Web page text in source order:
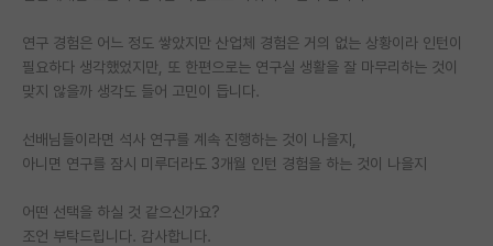
커리어
유학교육
이벤트
반도체 아카데미
재팬라운지 🌸
연구 경험은 어느 정도 쌓았지만 산업체 경험은 거의 없는 상황이라 인턴이
필요하다 생각했었지만, 또 한편으로는 연구실 생활을 잘 마무리하는 것이
맞지 않을까 생각도 들어 고민이 듭니다.
선배님들이라면 석사 연구를 계속 진행하는 것이 나을지,
아니면 연구를 잠시 미루더라도 3개월 인턴 경험을 하는 것이 나을지
어떤 선택을 하실 것 같으신가요?
조언 부탁드립니다. 감사합니다.